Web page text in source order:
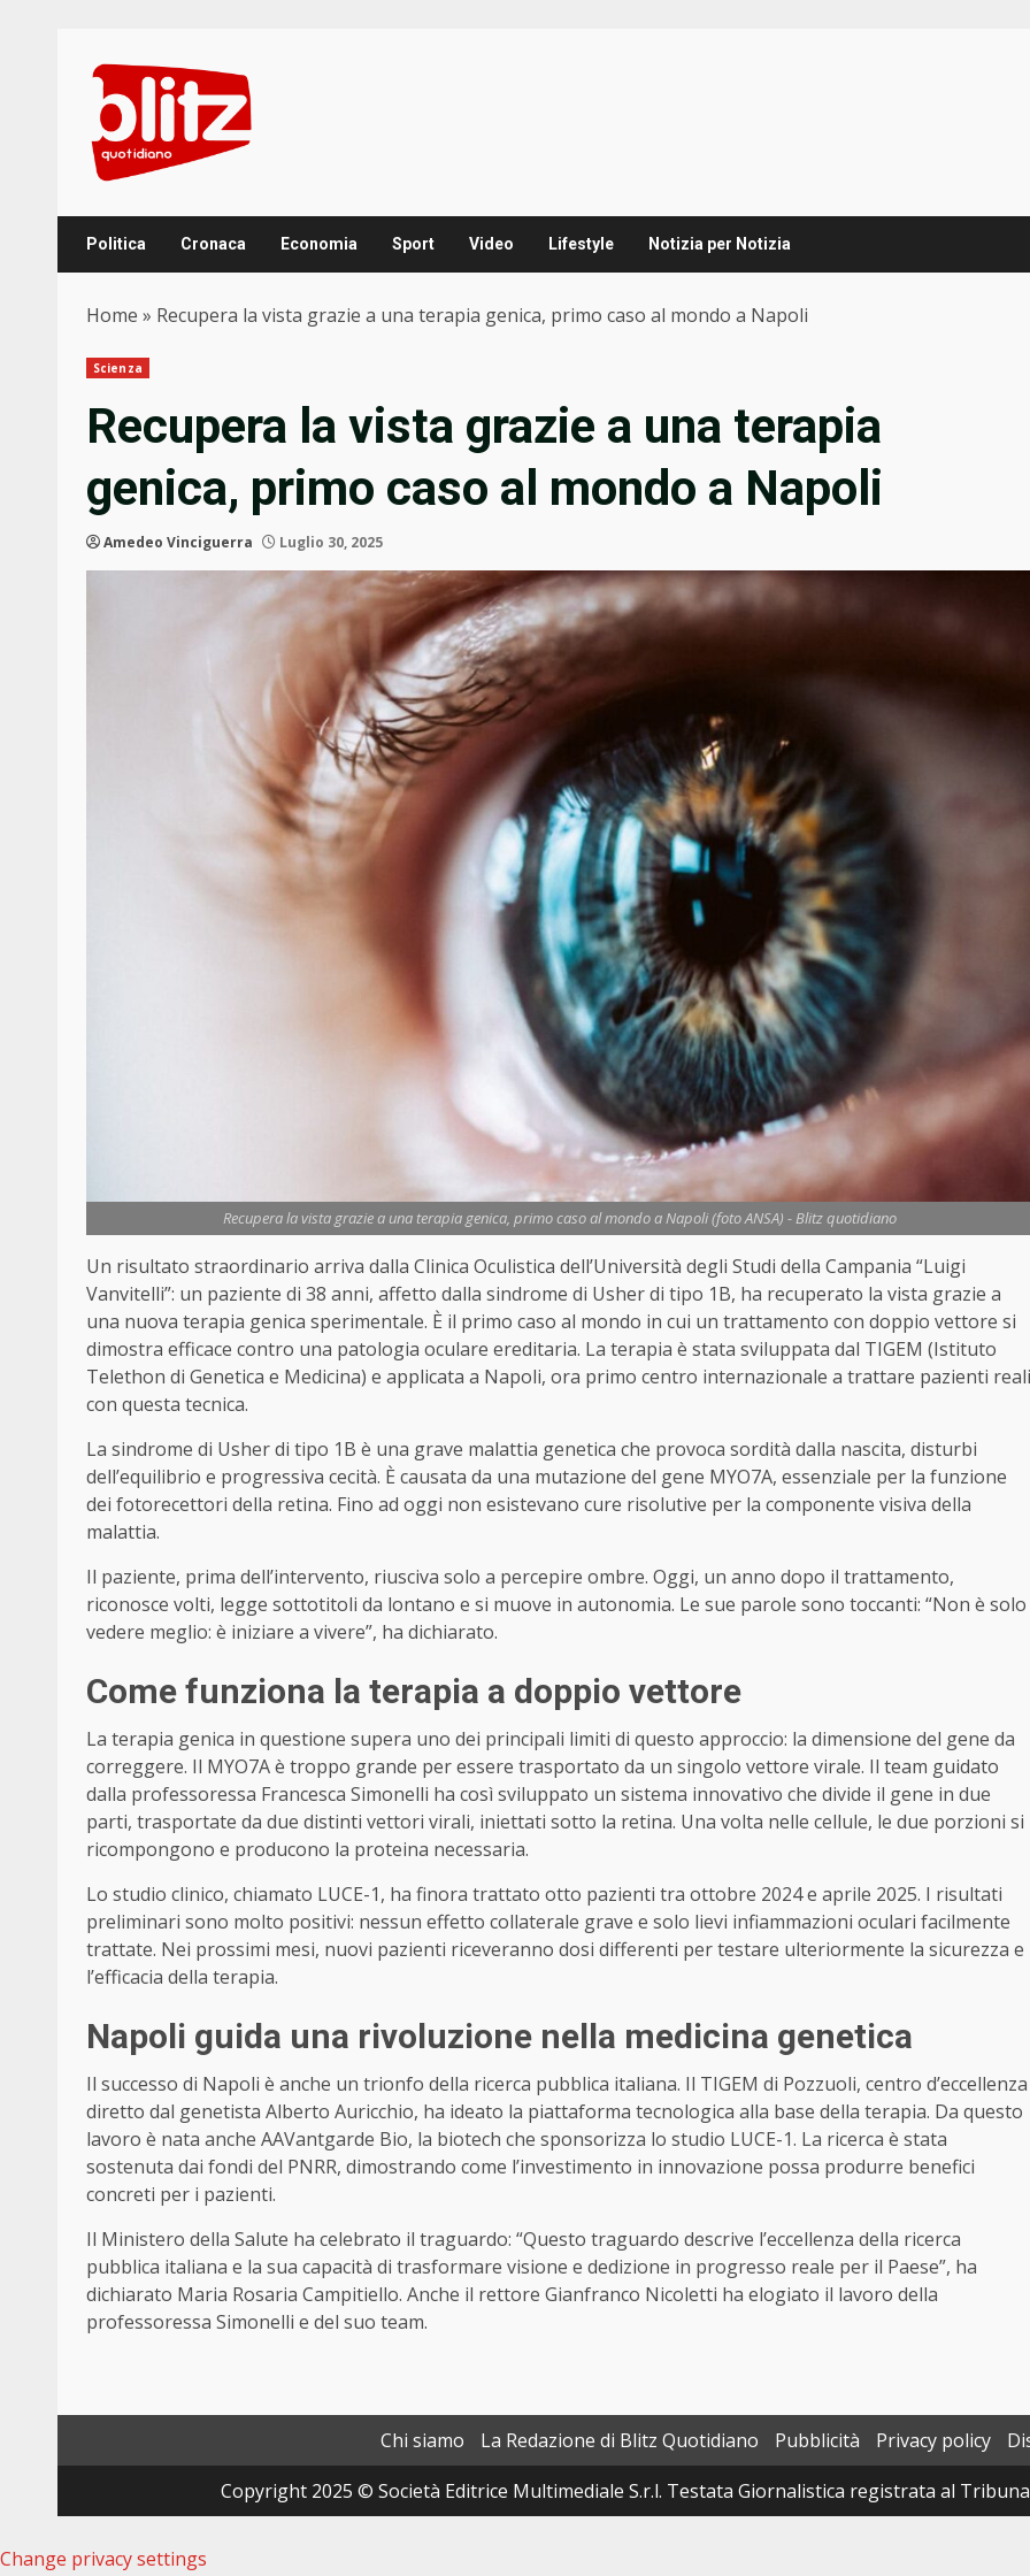
content
Politica Cronaca Economia Sport Video Lifestyle Notizia per Notizia
Home » Recupera la vista grazie a una terapia genica, primo caso al mondo a Napoli
Scienza
Recupera la vista grazie a una terapia
genica, primo caso al mondo a Napoli
Amedeo Vinciguerra Luglio 30, 2025
Recupera la vista grazie a una terapia genica, primo caso al mondo a Napoli (foto ANSA) - Blitz quotidiano
Un risultato straordinario arriva dalla Clinica Oculistica dell’Università degli Studi della Campania “Luigi
Vanvitelli”: un paziente di 38 anni, affetto dalla sindrome di Usher di tipo 1B, ha recuperato la vista grazie a
una nuova terapia genica sperimentale. È il primo caso al mondo in cui un trattamento con doppio vettore si
dimostra efficace contro una patologia oculare ereditaria. La terapia è stata sviluppata dal TIGEM (Istituto
Telethon di Genetica e Medicina) e applicata a Napoli, ora primo centro internazionale a trattare pazienti reali
con questa tecnica.
La sindrome di Usher di tipo 1B è una grave malattia genetica che provoca sordità dalla nascita, disturbi
dell’equilibrio e progressiva cecità. È causata da una mutazione del gene MYO7A, essenziale per la funzione
dei fotorecettori della retina. Fino ad oggi non esistevano cure risolutive per la componente visiva della
malattia.
Il paziente, prima dell’intervento, riusciva solo a percepire ombre. Oggi, un anno dopo il trattamento,
riconosce volti, legge sottotitoli da lontano e si muove in autonomia. Le sue parole sono toccanti: “Non è solo
vedere meglio: è iniziare a vivere”, ha dichiarato.
Come funziona la terapia a doppio vettore
La terapia genica in questione supera uno dei principali limiti di questo approccio: la dimensione del gene da
correggere. Il MYO7A è troppo grande per essere trasportato da un singolo vettore virale. Il team guidato
dalla professoressa Francesca Simonelli ha così sviluppato un sistema innovativo che divide il gene in due
parti, trasportate da due distinti vettori virali, iniettati sotto la retina. Una volta nelle cellule, le due porzioni si
ricompongono e producono la proteina necessaria.
Lo studio clinico, chiamato LUCE-1, ha finora trattato otto pazienti tra ottobre 2024 e aprile 2025. I risultati
preliminari sono molto positivi: nessun effetto collaterale grave e solo lievi infiammazioni oculari facilmente
trattate. Nei prossimi mesi, nuovi pazienti riceveranno dosi differenti per testare ulteriormente la sicurezza e
l’efficacia della terapia.
Napoli guida una rivoluzione nella medicina genetica
Il successo di Napoli è anche un trionfo della ricerca pubblica italiana. Il TIGEM di Pozzuoli, centro d’eccellenza
diretto dal genetista Alberto Auricchio, ha ideato la piattaforma tecnologica alla base della terapia. Da questo
lavoro è nata anche AAVantgarde Bio, la biotech che sponsorizza lo studio LUCE-1. La ricerca è stata
sostenuta dai fondi del PNRR, dimostrando come l’investimento in innovazione possa produrre benefici
concreti per i pazienti.
Il Ministero della Salute ha celebrato il traguardo: “Questo traguardo descrive l’eccellenza della ricerca
pubblica italiana e la sua capacità di trasformare visione e dedizione in progresso reale per il Paese”, ha
dichiarato Maria Rosaria Campitiello. Anche il rettore Gianfranco Nicoletti ha elogiato il lavoro della
professoressa Simonelli e del suo team.
Chi siamo La Redazione di Blitz Quotidiano Pubblicità Privacy policy
Copyright 2025 © Società Editrice Multimediale S.r.l. Testata Giornalistica registrata al
Change privacy settings